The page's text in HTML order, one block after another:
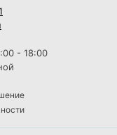
- 18:00